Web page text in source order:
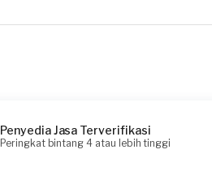
Penyedia Jasa Terverifikasi
Peringkat bintang 4 atau lebih tinggi